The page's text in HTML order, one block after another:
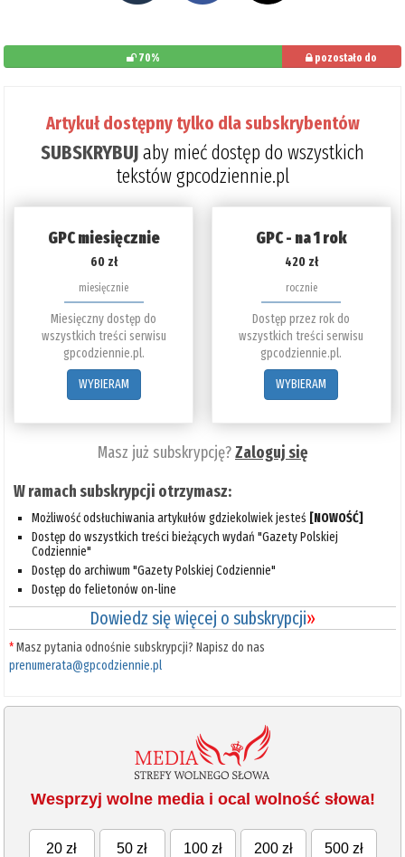
70%
pozostało do
Artykuł dostępny tylko dla subskrybentów
SUBSKRYBUJaby mieć dostęp do wszystkich
tekstów gpcodziennie.pl
GPC miesięcznie
60 zł
miesięcznie
Miesięczny dostęp do
wszystkich treści serwisu
gpcodziennie.pl.
WYBIERAM
GPC - na 1 rok
420 zł
rocznie
Dostęp przez rok do
wszystkich treści serwisu
gpcodziennie.pl.
WYBIERAM
Masz już subskrypcję?Zaloguj się
W ramach subskrypcji otrzymasz:
Możliwość odsłuchiwania artykułów gdziekolwiek jesteś [NOWOŚĆ]
Dostęp do wszystkich treści bieżących wydań "Gazety Polskiej
Codziennie"
Dostęp do archiwum "Gazety Polskiej Codziennie"
Dostęp do felietonów on-line
Dowiedz się więcej o subskrypcji»
*Masz pytania odnośnie subskrypcji? Napisz do nas
prenumerata@gpcodziennie.pl
Wesprzyj wolne media i ocal wolność słowa!
20 zł 50 zł 100 zł 200 zł 500 zł